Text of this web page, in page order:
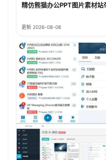
精仿熊猫办公PPT图片素材站
更新 2026-08-08